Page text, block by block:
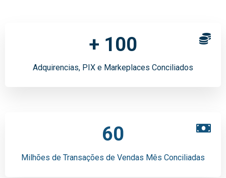
+ 1
2
5
6
7
0
1
4
5
6
0
1
6
Adquirencias, PIX e Markeplaces Conciliados
1
2
3
6
7
0
1
Milhões de Transações de Vendas Mês Conciliadas
0
1
2